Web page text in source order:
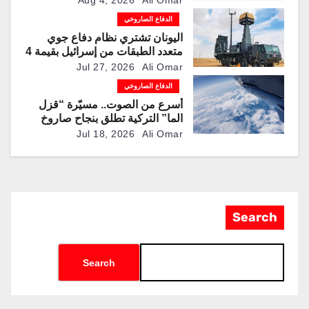
“باتريوت” و”ثاد” الاعتراضية
الدفاع الصاروخي
اليونان تشتري نظام دفاع جوي
متعدد الطبقات من إسرائيل بقيمة 4
مليارات دولارJul 27, 2026 Ali Omar
الدفاع الصاروخي
أسرع من الصوت.. مسيّرة “قزل
الما” التركية تطلق بنجاح صاروخ
“روكيتسان JET-230”Jul 18, 2026 Ali Omar
Search
Search